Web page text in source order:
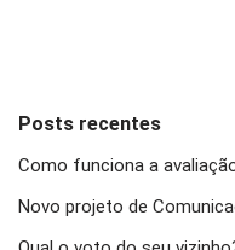
Posts recentes
Como funciona a
Novo projeto de